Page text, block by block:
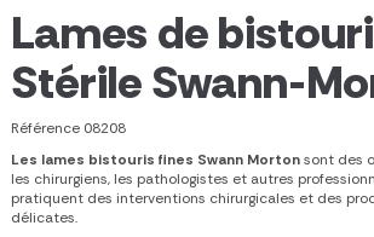
Lames de
Stérile Swann-
Référence 08208
Les lames bistouris fines Swann Mortonsont des
les chirurgiens, les pathologistes et autres
pratiquent des interventions chirurgicales et des
délicates.